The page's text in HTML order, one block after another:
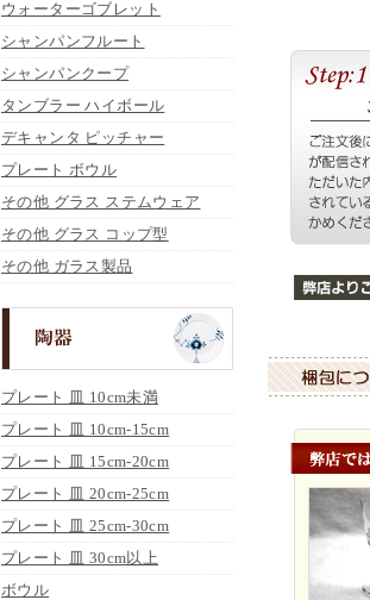
ウォーターゴブレット
シャンパンフルート
シャンパンクープ
タンブラー ハイボール
デキャンタ ピッチャー
プレート ボウル
その他 グラス ステムウェア
その他 グラス コップ型
その他 ガラス製品
プレート 皿 10cm未満
プレート 皿 10cm-15cm
プレート 皿 15cm-20cm
プレート 皿 20cm-25cm
プレート 皿 25cm-30cm
プレート 皿 30cm以上
ボウル